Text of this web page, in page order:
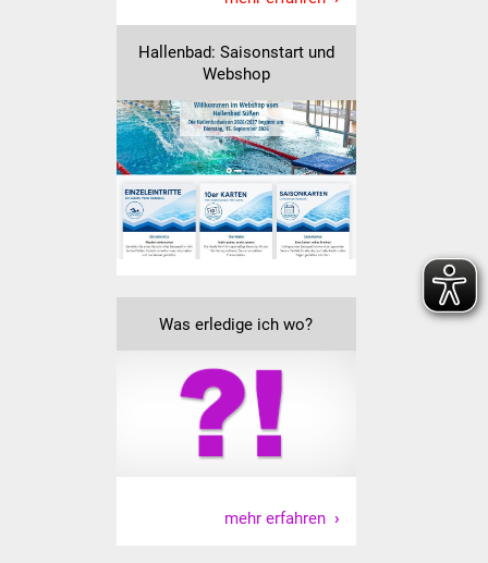
Hitzewarnung / UV-
Index
ÖPNV
Bürgerbus (MOBS)
Abfall und Entsorgung
Kultur & Freizeit
Ostermarkt
Einrichtungen
Hallenbad
Hallenbad: Saisonstart und
Webshop
Was erledige ich wo?
mehr erfahren